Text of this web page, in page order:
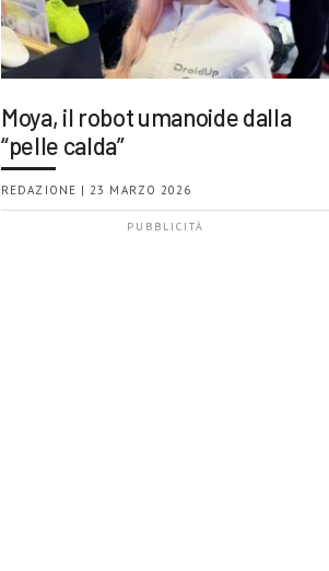
Moya, il robot umanoide dalla
“pelle calda”
REDAZIONE | 23 MARZO 2026